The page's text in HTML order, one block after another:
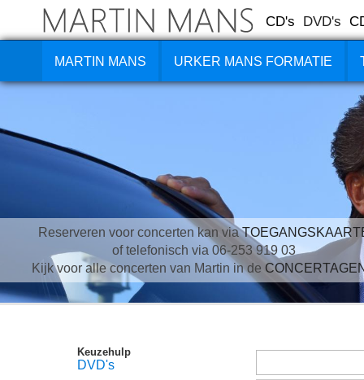
CD's DVD's
MARTIN MANS URKER MANS FORMATIE
Reserveren voor concerten kan via
of telefonisch via 06-253 919 03
Kijk voor alle concerten van Martin in de
Keuzehulp
DVD's